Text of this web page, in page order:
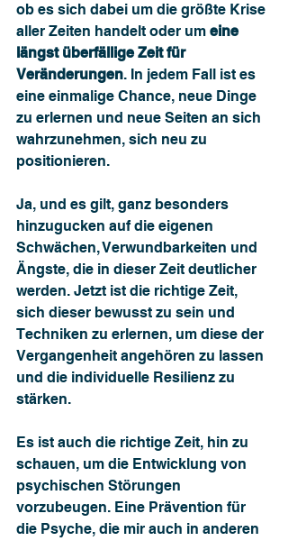
ob es sich dabei um die größte Krise
aller Zeiten handelt oder um eine
längst überfällige Zeit für
Veränderungen. In jedem Fall ist es
eine einmalige Chance, neue Dinge
zu erlernen und neue Seiten an sich
wahrzunehmen, sich neu zu
positionieren.
Ja, und es gilt, ganz besonders
hinzugucken auf die eigenen
Schwächen, Verwundbarkeiten und
Ängste, die in dieser Zeit deutlicher
werden. Jetzt ist die richtige Zeit,
sich dieser bewusst zu sein und
Techniken zu erlernen, um diese der
Vergangenheit angehören zu lassen
und die individuelle Resilienz zu
stärken.
Es ist auch die richtige Zeit, hin zu
schauen, um die Entwicklung von
psychischen Störungen
vorzubeugen. Eine Prävention für
die Psyche, die mir auch in anderen